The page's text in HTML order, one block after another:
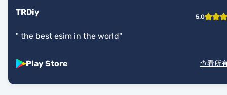
TRDiy 5.0
" the best esim in the world"
Play Store 查看所